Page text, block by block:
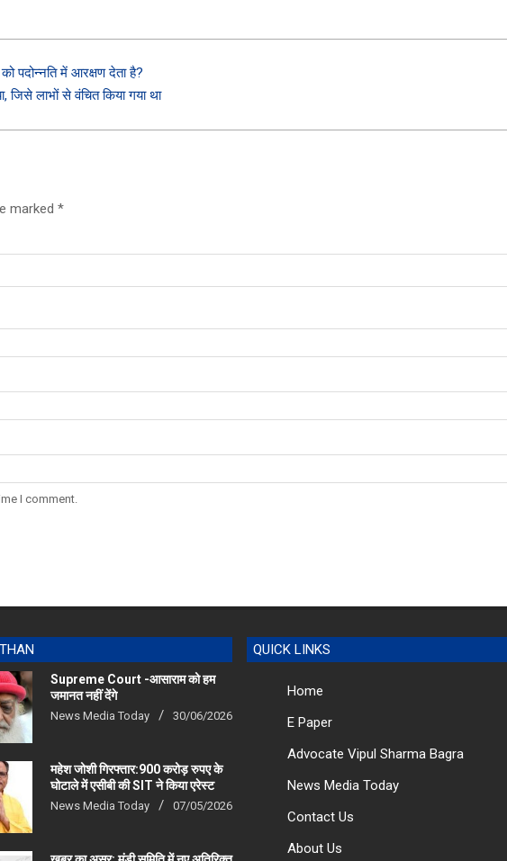
पदोन्नति में आरक्षण देता है?
जिसे लाभों से वंचित किया गया था
marked *
I comment.
Supreme Court -आसाराम को हम
जमानत नहीं देंगे
News Media Today 30/06/2026
महेश जोशी गिरफ्तार:900 करोड़ रुपए के
घोटाले में एसीबी की SIT ने किया एरेस्‍ट
News Media Today 07/05/2026
QUICK LINKS
Home
E Paper
Advocate Vipul Sharma Bagra
News Media Today
Contact Us
About Us